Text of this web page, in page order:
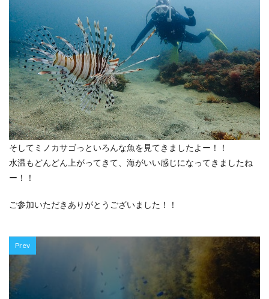
そしてミノカサゴっといろんな魚を見てきましたよー！！
水温もどんどん上がってきて、海がいい感じになってきましたね
ー！！
ご参加いただきありがとうございました！！
Prev